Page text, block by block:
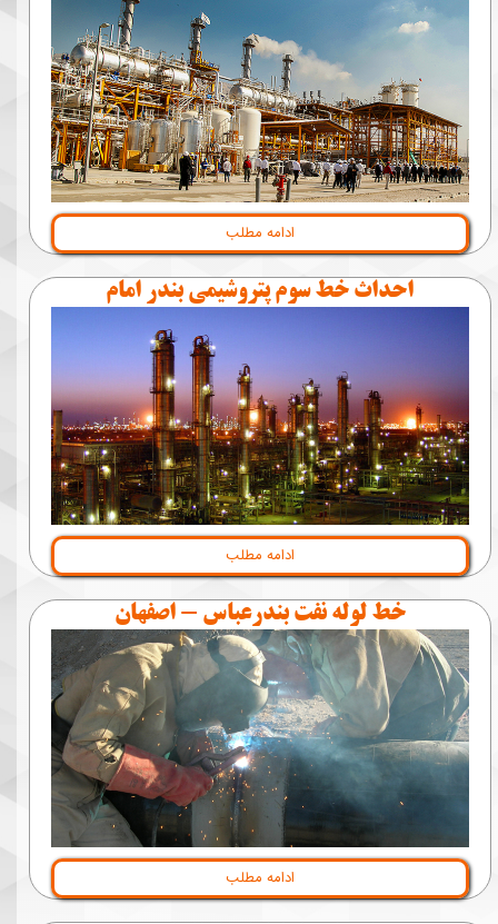
ادامه مطلب
احداث خط سوم پتروشيمی بندر امام
ادامه مطلب
خط لوله نفت بندرعباس - اصفهان
ادامه مطلب